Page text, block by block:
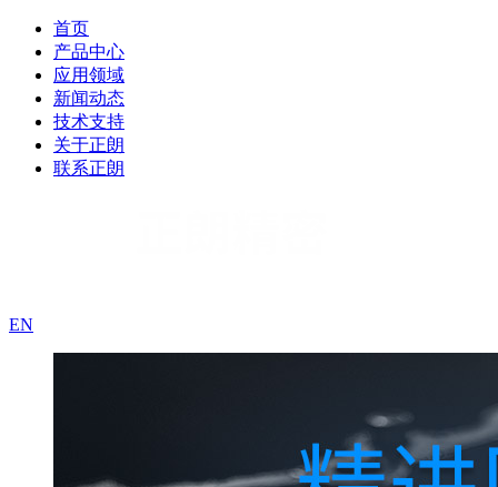
首页
产品中心
应用领域
新闻动态
技术支持
关于正朗
联系正朗
EN